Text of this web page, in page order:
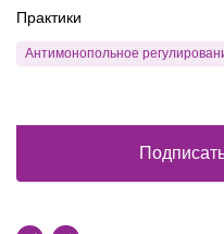
Практики
Антимонопольное